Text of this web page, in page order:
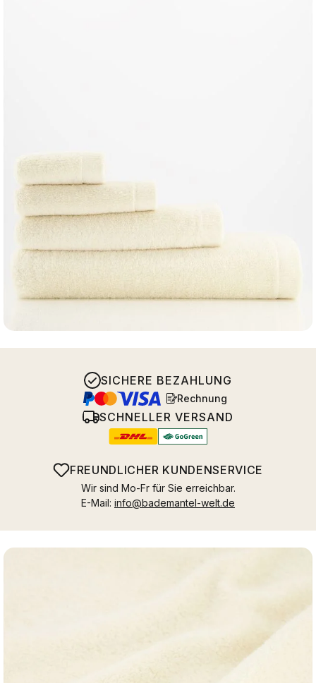
SICHERE BEZAHLUNG
Rechnung
SCHNELLER VERSAND
FREUNDLICHER KUNDENSERVICE
Wir sind Mo-Fr für Sie erreichbar.
E-Mail: info@bademantel-welt.de